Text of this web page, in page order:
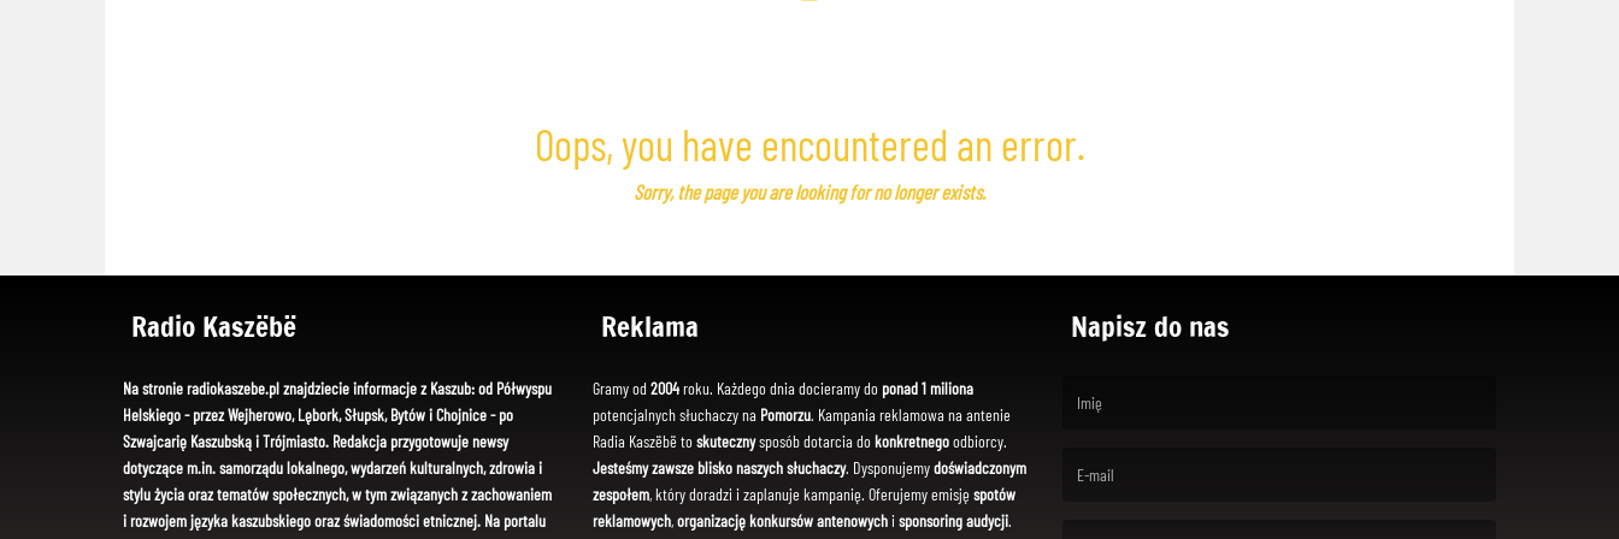
Oops, you have encountered an error.
Sorry, the page you are looking for no longer exists.
Radio Kaszëbë
Na stronie radiokaszebe.pl znajdziecie informacje z Kaszub: od Półwyspu
Helskiego - przez Wejherowo, Lębork, Słupsk, Bytów i Chojnice - po
Szwajcarię Kaszubską i Trójmiasto. Redakcja przygotowuje newsy
dotyczące m.in. samorządu lokalnego, wydarzeń kulturalnych, zdrowia i
stylu życia oraz tematów społecznych, w tym związanych z zachowaniem
i rozwojem języka kaszubskiego oraz świadomości etnicznej. Na portalu
Reklama
Gramy od 2004roku. Każdego dnia docieramy do ponad 1 miliona
potencjalnych słuchaczy na Pomorzu. Kampania reklamowa na antenie
Radia Kaszëbë toskutecznysposób dotarcia dokonkretnegoodbiorcy.
Jesteśmy zawsze blisko naszych słuchaczy. Dysponujemydoświadczonym
zespołem, który doradzi i zaplanuje kampanię. Oferujemy emisję spotów
reklamowych,organizację konkursów antenowychi sponsoring audycji.
Napisz do nas